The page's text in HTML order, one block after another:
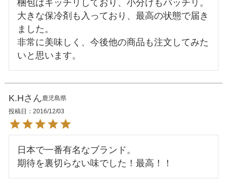
梱包はキッチリしており、小分けもバッチリ。
大きな保冷剤も入っており、最高の状態で届き
ました。
非常に美味しく、今後他の商品も注文してみた
K.H
鹿児島県
投稿日
2016/12/03
日本で一番有名なブランド。